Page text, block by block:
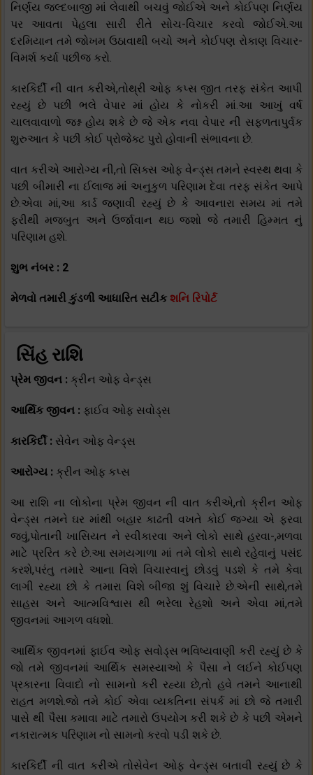
નિર્ણય જલ્દબાજી માં લેવાથી બચવું જોઈએ અને કોઈપણ નિર્ણય
પર આવતા પેહલા સારી રીતે સોચ-વિચાર કરવો જોઈએ.આ
દરમિયાન તમે જોખમ ઉઠાવાથી બચો અને કોઈપણ રોકાણ વિચાર-
વિમર્શ કર્યા પછીજ કરો.
કારકિર્દી ની વાત કરીએ,તોથ્રી ઓફ કપ્સ જીત તરફ સંકેત આપી
રહ્યું છે પછી ભલે વેપાર માં હોય કે નોકરી માં.આ આખું વર્ષ
ચાલવાવાળો જશ્ન હોય શકે છે જે એક નવા વેપાર ની સફળતાપુર્વક
શુરુઆત કે પછી કોઈ પ્રોજેક્ટ પુરો હોવાની સંભાવના છે.
વાત કરીએ આરોગ્ય ની,તો સિક્સ ઓફ વેન્ડ્સ તમને સ્વસ્થ થવા કે
પછી બીમારી ના ઈલાજ માં અનુકુળ પરિણામ દેવા તરફ સંકેત આપે
છે.એવા માં,આ કાર્ડ જણાવી રહ્યું છે કે આવનારા સમય માં તમે
ફરીથી મજબુત અને ઉર્જાવાન થઇ જશો જે તમારી હિમ્મત નું
પરિણામ હશે.
શુભ નંબર : 2
મેળવો તમારી કુંડળી આધારિત સટીક શનિ રિપોર્ટ
સિંહ રાશિ
પ્રેમ જીવન : ક્રીન ઓફ વેન્ડ્સ
આર્થિક જીવન : ફાઈવ ઓફ સવોડ્સ
કારકિર્દી : સેવેન ઓફ વેન્ડ્સ
આરોગ્ય : ક્રીન ઓફ કપ્સ
આ રાશિ ના લોકોના પ્રેમ જીવન ની વાત કરીએ,તો ક્રીન ઓફ
વેન્ડ્સ તમને ઘર માંથી બહાર કાઢતી વખતે કોઈ જગ્યા એ ફરવા
જવું,પોતાની ખાસિયત ને સ્વીકારવા અને લોકો સાથે હરવા-,મળવા
માટે પ્રરિત કરે છે.આ સમયગાળા માં તમે લોકો સાથે રહેવાનું પસંદ
કરશે,પરંતુ તમારે આના વિશે વિચારવાનું છોડવું પડશે કે તમે કેવા
લાગી રહ્યા છો કે તમારા વિશે બીજા શું વિચારે છે.એની સાથે,તમે
સાહસ અને આત્મવિશ્વાસ થી ભરેલા રેહશો અને એવા માં,તમે
જીવનમાં આગળ વધશો.
આર્થિક જીવનમાં ફાઈવ ઓફ સવોડ્સ ભવિષ્યવાણી કરી રહ્યું છે કે
જો તમે જીવનમાં આર્થિક સમસ્યાઓ કે પૈસા ને લઈને કોઈપણ
પ્રકારના વિવાદો નો સામનો કરી રહ્યા છે,તો હવે તમને આનાથી
રાહત મળશે.જો તમે કોઈ એવા વ્યકતિના સંપર્ક માં છો જે તમારી
પાસે થી પૈસા કમાવા માટે તમારો ઉપયોગ કરી શકે છે કે પછી એમને
નકારાત્મક પરિણામ નો સામનો કરવો પડી શકે છે.
કારકિર્દી ની વાત કરીએ તોસેવેન ઓફ વેન્ડ્સ બતાવી રહ્યું છે કે